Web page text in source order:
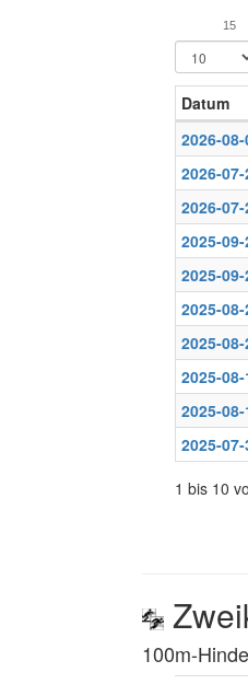
15
Datum
2026-08-
2026-
2026-
2025-
2025-
2025-
2025-
2025-
2025-
2025-
1 bis 10
100m-